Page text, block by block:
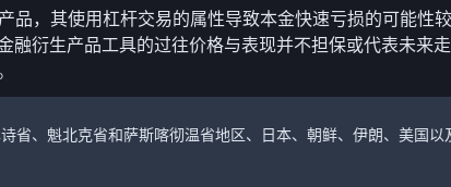
品，其使用杠杆交易的属性导致本金快速亏损的可能性
融衍生产品工具的过往价格与表现并不担保或代表未来
、魁北克省和萨斯喀彻温省地区、日本、朝鲜、伊朗、美国